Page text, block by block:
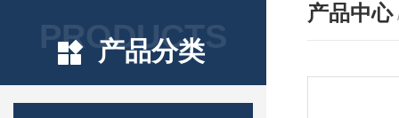
PRODUCTS
产品分类
产品中心